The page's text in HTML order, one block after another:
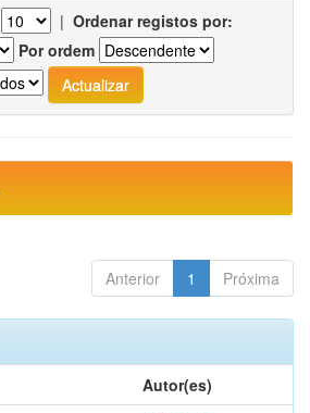
| Ordenar registos por:
Por ordem
Anterior 1 Próxima
Autor(es)